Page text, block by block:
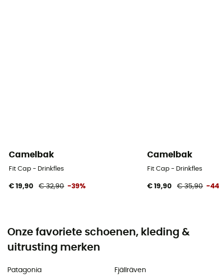
Camelbak
Fit Cap - Drinkfles
€ 19,90 € 32,90 -39%
Camelbak
Fit Cap - Drinkfles
€ 19,90 € 35,90 -
Onze favoriete schoenen, kleding &
uitrusting merken
Patagonia
Fjällräven